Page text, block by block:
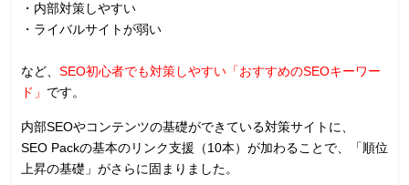
・内部対策しやすい
・ライバルサイトが弱い
など、 SEO初心者でも対策しやすい「おすすめのSEOキーワー
ド」 です。
内部SEOやコンテンツの基礎ができている対策サイトに、
SEO Packの基本のリンク支援（10本）が加わることで、「順位
上昇の基礎」がさらに固まりました。